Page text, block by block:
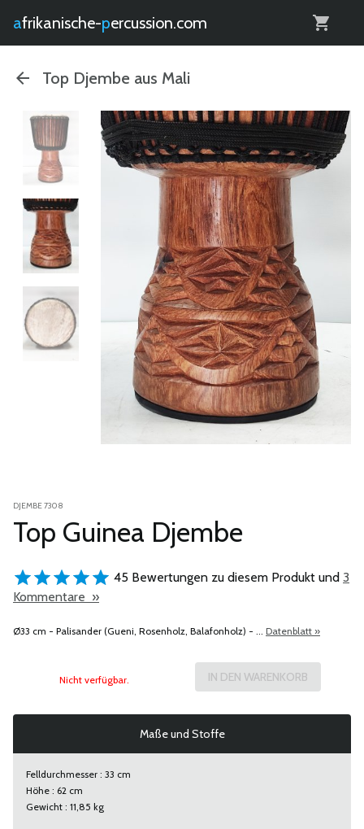
afrikanische- percussion.com
Top Djembe aus Mali
DJEMBE 7308
Top Guinea Djembe
45 Bewertungen zu diesem Produkt und 3
Kommentare »
Ø33 cm - Palisander (Gueni, Rosenholz, Balafonholz) - ... Datenblatt »
Nicht verfügbar.
Maße und Stoffe
Felldurchmesser : 33 cm
Höhe : 62 cm
Gewicht : 11,85 kg